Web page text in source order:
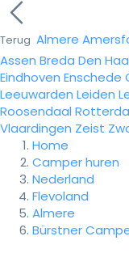
Terug Almere
Assen Breda Den
Eindhoven Enschede
Leeuwarden Leiden
Roosendaal
Vlaardingen Zeist
Home
Camper huren
Nederland
Flevoland
Almere
Bürstner